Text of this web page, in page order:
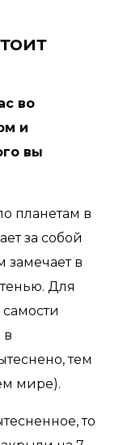
во
и
вы
планетам в
за собой
замечает в
Для
самости
в
тем
мире).
то